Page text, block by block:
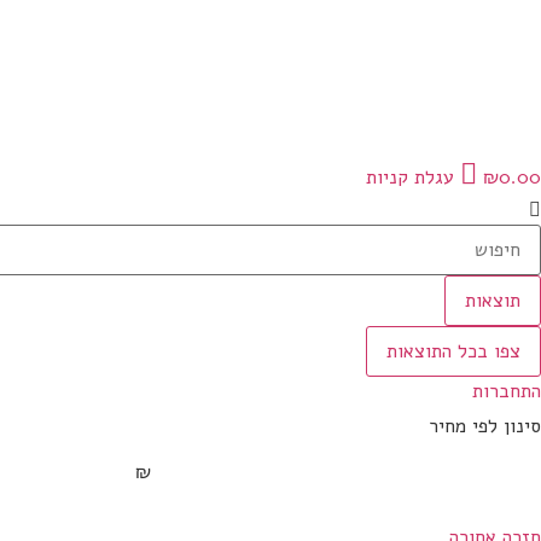
₪0.00 עגלת קניות
תוצאות
צפו בכל התוצאות
התחברות
סינון לפי מחיר
₪